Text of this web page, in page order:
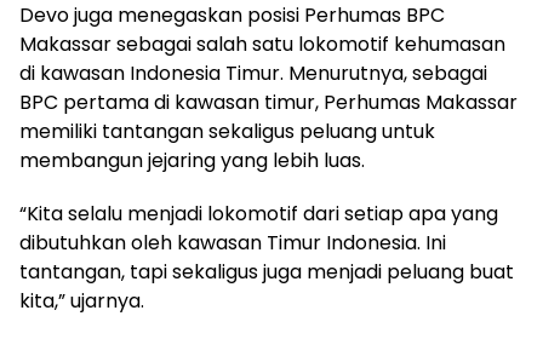
Devo juga menegaskan posisi Perhumas BPC
Makassar sebagai salah satu lokomotif kehumasan
di kawasan Indonesia Timur. Menurutnya, sebagai
BPC pertama di kawasan timur, Perhumas Makassar
memiliki tantangan sekaligus peluang untuk
membangun jejaring yang lebih luas.
“Kita selalu menjadi lokomotif dari setiap apa yang
dibutuhkan oleh kawasan Timur Indonesia. Ini
tantangan, tapi sekaligus juga menjadi peluang buat
kita,” ujarnya.